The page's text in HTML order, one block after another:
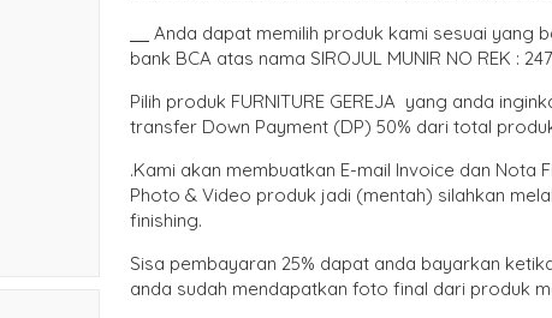
Anda dapat memilih produk kami sesuai yang
bank BCA atas nama SIROJUL MUNIR NO REK :
Pilih produk FURNITURE GEREJA yang anda
transfer Down Payment (DP) 50% dari total
.Kami akan membuatkan E-mail Invoice dan
Photo & Video produk jadi (mentah) silahkan
finishing.
Sisa pembayaran 25% dapat anda bayarkan
anda sudah mendapatkan foto final dari produk